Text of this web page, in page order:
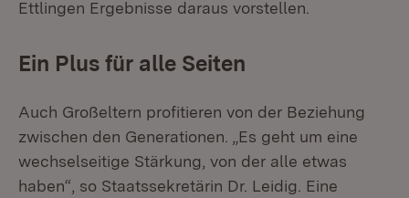
Ettlingen Ergebnisse daraus vorstellen.
Ein Plus für alle Seiten
Auch Großeltern profitieren von der Beziehung
zwischen den Generationen. „Es geht um eine
wechselseitige Stärkung, von der alle etwas
haben“, so Staatssekretärin Dr. Leidig. Eine